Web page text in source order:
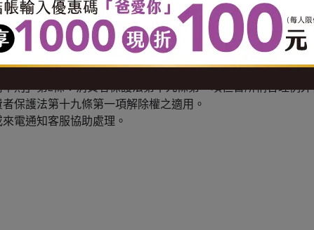
酌收 $150 運費。
酌收 $150 運費。
以實際公里數酌收運費( 1公里內運費 $65。1.1-3 公里，每
等冷藏食品不適用七天鑑賞期服務(商品瑕疵及配送錯誤情況
則」第2條：消費者保護法第十九條第一項但書所稱合理例
保護法第十九條第一項解除權之適用。
電通知客服協助處理。